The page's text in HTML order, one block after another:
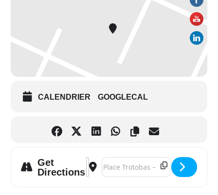
CALENDRIER GOOGLECAL
Get
Directions
Address - Toulon – Ciné-méditation :
Destination Address - Toulon –